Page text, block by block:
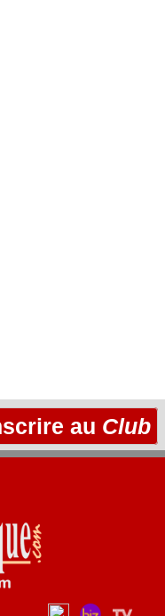
au Club